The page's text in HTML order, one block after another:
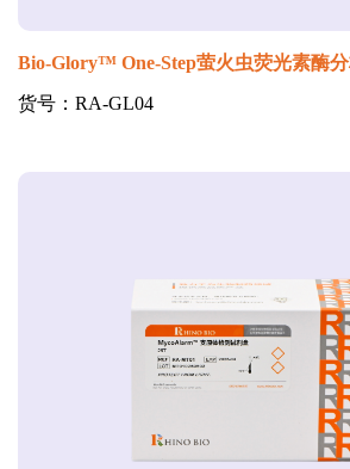
Bio-Glory™ One-Step萤火虫荧光素酶
货号：RA-GL04